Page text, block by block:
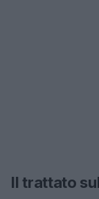
Il trattato